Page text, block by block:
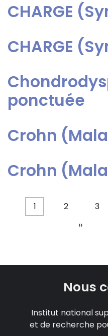
CHARGE
CHARGE
ponctuée
Crohn
Crohn
Pagination
Page
1 Page
2 3
Page
››
Nous
Institut national
et de recherche